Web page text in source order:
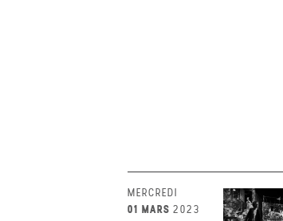
MERCREDI
01 MARS 2023